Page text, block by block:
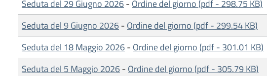
Seduta del 29 Giugno 2026- Ordine del giorno (pdf - 298.75 KB)
Seduta del 9 Giugno 2026- Ordine del giorno (pdf - 299.54 KB)
Seduta del 18 Maggio 2026- Ordine del giorno (pdf - 301.01 KB)
Seduta del 5 Maggio 2026- Ordine del giorno (pdf - 305.79 KB)